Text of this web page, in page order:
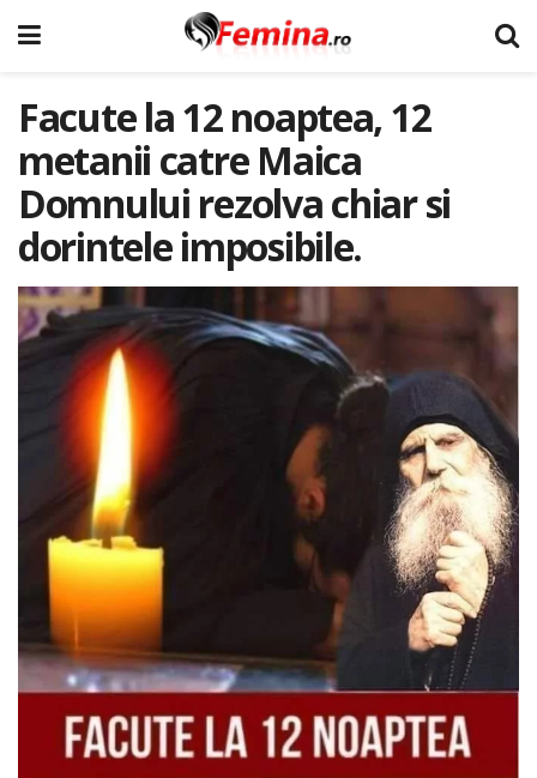
Facute la 12 noaptea, 12
metanii catre Maica
Domnului rezolva chiar si
dorintele imposibile.